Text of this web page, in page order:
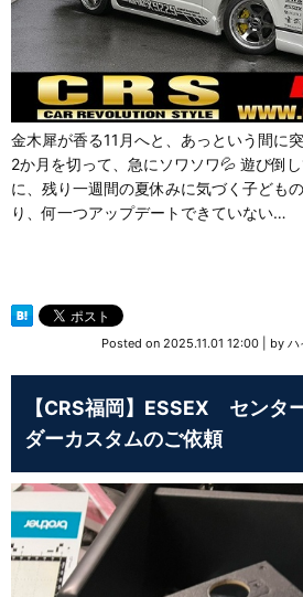
金木犀が香る11月へと、あっという間に
2か月を切って、急にソワソワ💦 遊び倒
に、残り一週間の夏休みに気づく子ども
り、何一つアップデートできていない…
Posted on 2025.11.01 12:00 by ハ
【CRS福岡】ESSEX セン
ダーカスタムのご依頼